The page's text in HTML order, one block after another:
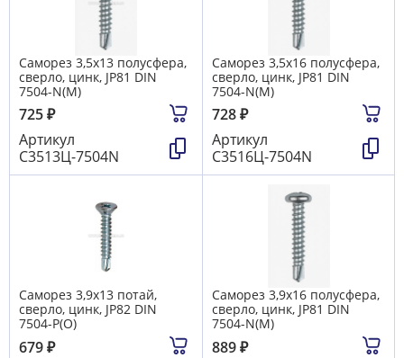
Саморез 3,5х13 полусфера,
сверло, цинк, JP81 DIN
7504-N(М)
725₽
Артикул
С3513Ц-7504N
Саморез 3,5х16 полусфера,
сверло, цинк, JP81 DIN
7504-N(М)
728₽
Артикул
С3516Ц-7504N
Саморез 3,9х13 потай,
сверло, цинк, JP82 DIN
7504-P(О)
679₽
Саморез 3,9х16 полусфера,
сверло, цинк, JP81 DIN
7504-N(М)
889₽